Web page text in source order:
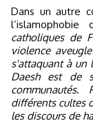
Dans un autre
l’islamophobie
catholiques de
violence
s'attaquant à un
Daesh est de
différents cultes
les discours de